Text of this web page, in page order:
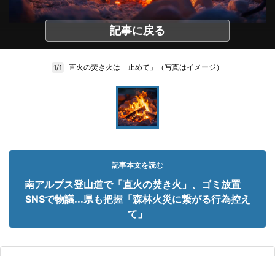
記事に戻る
1/1 直火の焚き火は「止めて」（写真はイメージ）
記事本文を読む
南アルプス登山道で「直火の焚き火」、ゴミ放置
SNSで物議...県も把握「森林火災に繋がる行為控え
て」